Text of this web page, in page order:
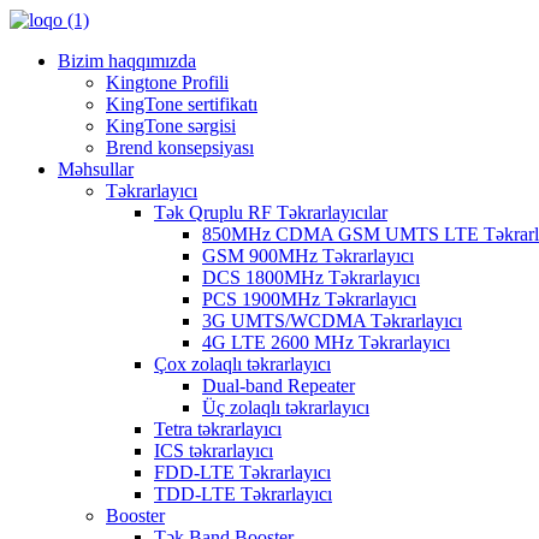
Bizim haqqımızda
Kingtone Profili
KingTone sertifikatı
KingTone sərgisi
Brend konsepsiyası
Məhsullar
Təkrarlayıcı
Tək Qruplu RF Təkrarlayıcılar
850MHz CDMA GSM UMTS LTE
GSM 900MHz Təkrarlayıcı
DCS 1800MHz Təkrarlayıcı
PCS 1900MHz Təkrarlayıcı
3G UMTS/WCDMA Təkrarlayıcı
4G LTE 2600 MHz Təkrarlayıcı
Çox zolaqlı təkrarlayıcı
Dual-band Repeater
Üç zolaqlı təkrarlayıcı
Tetra təkrarlayıcı
ICS təkrarlayıcı
FDD-LTE Təkrarlayıcı
TDD-LTE Təkrarlayıcı
Booster